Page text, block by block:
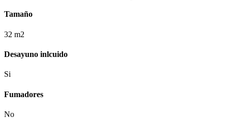
Tamaño
32 m2
Desayuno inlcuido
Si
Fumadores
No